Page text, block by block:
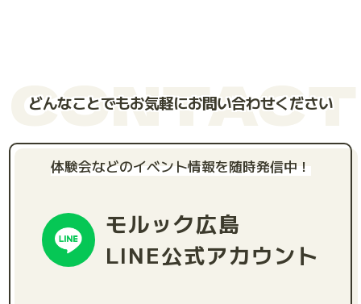
CONTACT
どんなことでもお気軽にお問い合わせください
体験会などのイベント情報を随時発信中！
モルック広島
LINE公式アカウント